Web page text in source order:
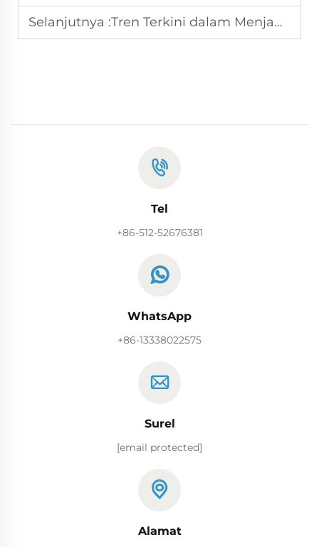
Selanjutnya :Tren Terkini dalam Menjahit Otomatis untuk Industri Tekstil
Tel
+86-512-52676381
WhatsApp
+86-13338022575
Surel
[email protected]
Alamat